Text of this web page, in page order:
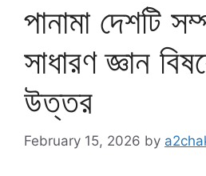
পানামা দেশটি
সাধারণ জ্ঞান
উত্তর
February 15, 2026 by